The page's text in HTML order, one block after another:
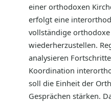
einer orthodoxen
erfolgt eine
vollständige
wiederherzustellen.
analysieren
Koordination
soll die Einheit der
Gesprächen stärken.